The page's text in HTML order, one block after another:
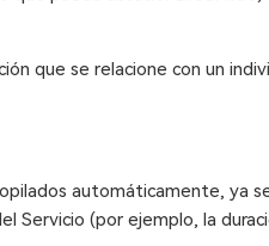
que se relacione con un
automáticamente, ya
Servicio (por ejemplo, la